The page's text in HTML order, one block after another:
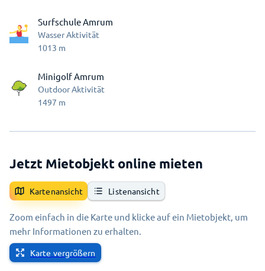
Surfschule Amrum
Wasser Aktivität
1013 m
Minigolf Amrum
Outdoor Aktivität
1497 m
Jetzt Mietobjekt online mieten
Kartenansicht Listenansicht
Zoom einfach in die Karte und klicke auf ein Mietobjekt, um
mehr Informationen zu erhalten.
Karte vergrößern